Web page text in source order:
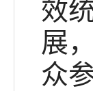
效
展
众